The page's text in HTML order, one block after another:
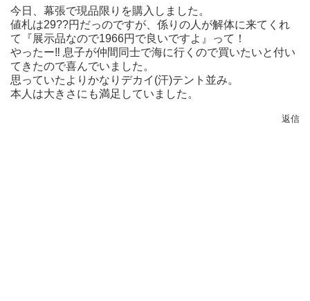
今日、幕張で現品限りを購入しました。
値札は29??円だっのですが、係りの人が解体に来てくれ
て『展示品なので1966円で良いですよ』って！
やったー‼ 息子が仲間同士で海に行くので買いたいと付い
てきたので喜んでいました。
思っていたよりかなりデカイ(汗)テント並み。
本人は大きさにも満足していました。
返信